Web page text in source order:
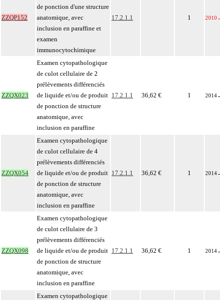
ZZQP152
de ponction d'une structure
anatomique, avec
inclusion en paraffine et
examen
immunocytochimique
17.2.1.1 1 2010
ZZQX023
Examen cytopathologique
de culot cellulaire de 2
prélèvements différenciés
de liquide et/ou de produit
de ponction de structure
anatomique, avec
inclusion en paraffine
17.2.1.1 36,62 € 1 2014
ZZQX054
Examen cytopathologique
de culot cellulaire de 4
prélèvements différenciés
de liquide et/ou de produit
de ponction de structure
anatomique, avec
inclusion en paraffine
17.2.1.1 36,62 € 1 2014
ZZQX098
Examen cytopathologique
de culot cellulaire de 3
prélèvements différenciés
de liquide et/ou de produit
de ponction de structure
anatomique, avec
inclusion en paraffine
17.2.1.1 36,62 € 1 2014
Examen cytopathologique